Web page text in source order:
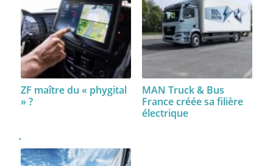
ZF maître du « phygital
» ?
MAN Truck & Bus
France créée sa filière
électrique